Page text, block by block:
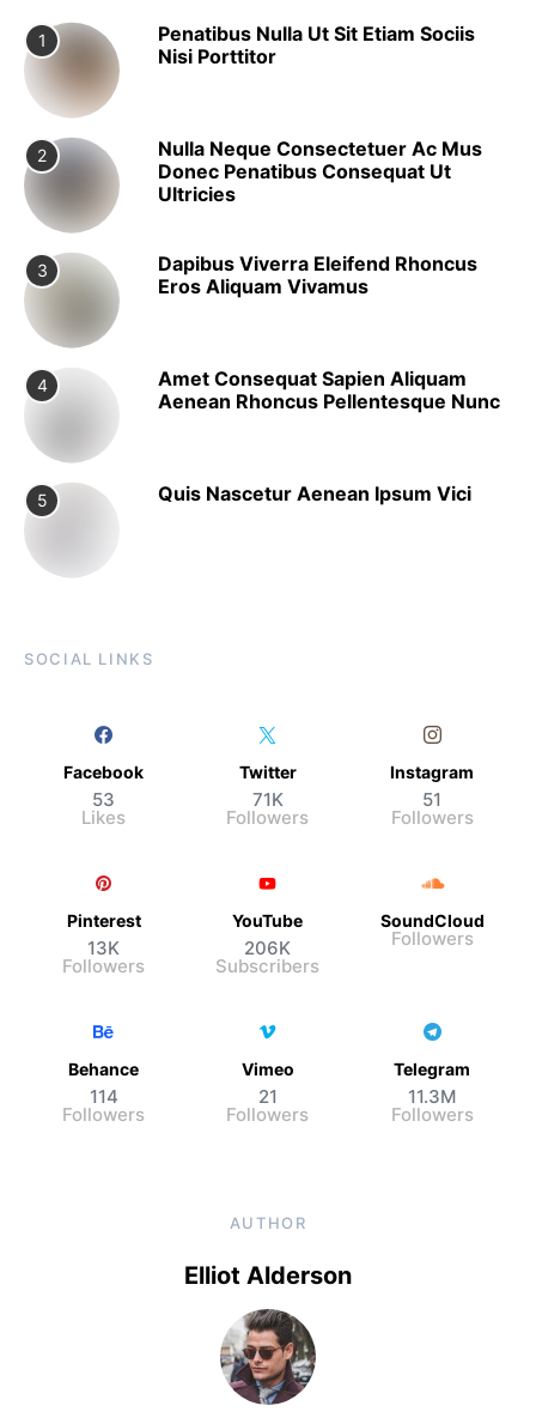
1
Penatibus Nulla Ut Sit Etiam Sociis
Nisi Porttitor
2
Nulla Neque Consectetuer Ac Mus
Donec Penatibus Consequat Ut
Ultricies
3
Dapibus Viverra Eleifend Rhoncus
Eros Aliquam Vivamus
4
Amet Consequat Sapien Aliquam
Aenean Rhoncus Pellentesque Nunc
5 Quis Nascetur Aenean Ipsum Vici
SOCIAL LINKS
Facebook
53
Likes
Twitter
71K
Followers
Instagram
51
Followers
Pinterest
13K
Followers
YouTube
206K
Subscribers
SoundCloud
Followers
Behance
114
Followers
Vimeo
21
Followers
Telegram
11.3M
Followers
AUTHOR
Elliot Alderson